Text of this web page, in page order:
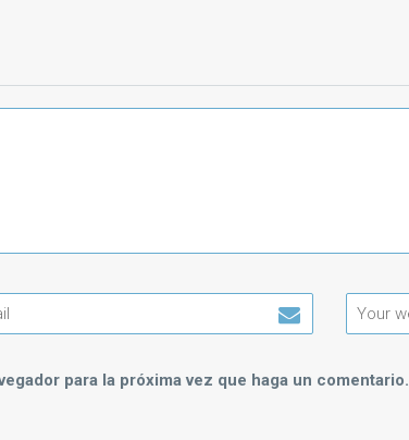
para la próxima vez que haga un comentario.